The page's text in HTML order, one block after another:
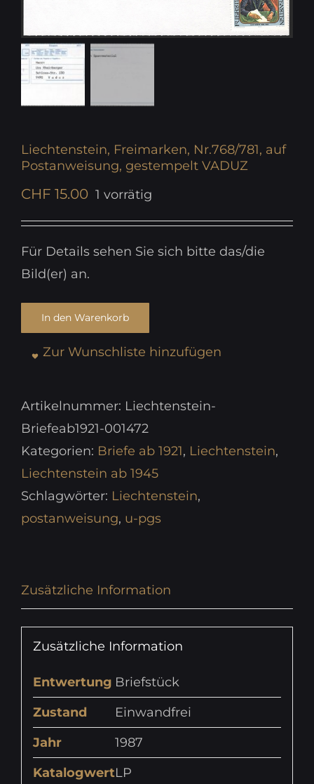
Liechtenstein, Freimarken, Nr.768/781, auf
Postanweisung, gestempelt VADUZ
CHF 15.00 1 vorrätig
Für Details sehen Sie sich bitte das/die
Bild(er) an.
In den Warenkorb
Zur Wunschliste hinzufügen
Artikelnummer: Liechtenstein-
Briefeab1921-001472
Kategorien: Briefe ab 1921, Liechtenstein,
Liechtenstein ab 1945
Schlagwörter: Liechtenstein,
postanweisung, u-pgs
Zusätzliche Information
Zusätzliche Information
Entwertung Briefstück
Zustand
Einwandfrei
Jahr
1987
KatalogwertLP